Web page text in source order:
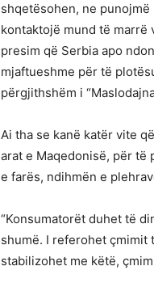
shqetësohen, ne
kontaktojë mund të marrë
presim që Serbia apo
mjaftueshme për të
përgjithshëm i
Ai tha se kanë katër vite
arat e Maqedonisë, për të
e farës, ndihmën e
“Konsumatorët duhet të
shumë. I referohet çmimit
stabilizohet me këtë,